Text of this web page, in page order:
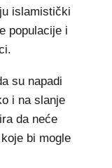
islamistički
populacije i
su napadi
i na slanje
da neće
bi mogle